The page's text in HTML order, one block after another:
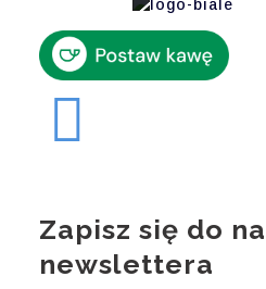
Zapisz się do
newslettera